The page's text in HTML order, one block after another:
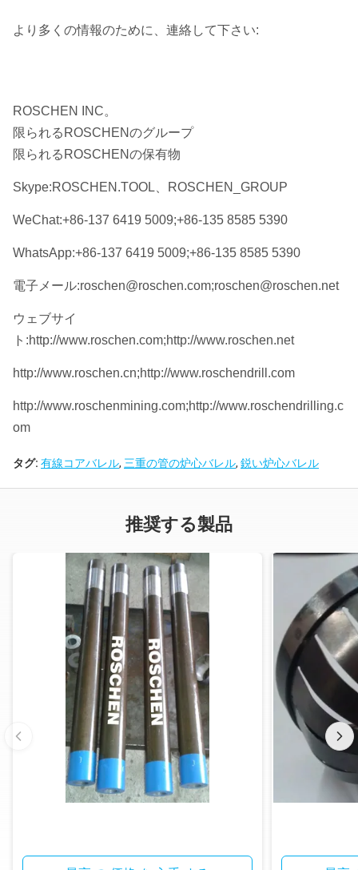
より多くの情報のために、連絡して下さい:
ROSCHEN INC。
限られるROSCHENのグループ
限られるROSCHENの保有物
Skype:ROSCHEN.TOOL、ROSCHEN_GROUP
WeChat:+86-137 6419 5009;+86-135 8585 5390
WhatsApp:+86-137 6419 5009;+86-135 8585 5390
電子メール:roschen@roschen.com;roschen@roschen.net
ウェブサイ
ト:http://www.roschen.com;http://www.roschen.net
http://www.roschen.cn;http://www.roschendrill.com
http://www.roschenmining.com;http://www.roschendrilling.c
om
タグ: 有線コアバレル, 三重の管の炉心バレル, 鋭い炉心バレル
推奨する製品